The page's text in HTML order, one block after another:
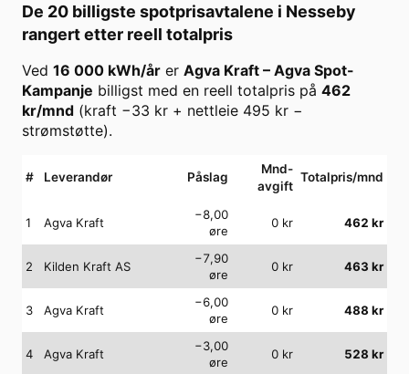
De 20 billigste spotprisavtalene i Nesseby
rangert etter reell totalpris
Ved 16 000 kWh/år er Agva Kraft – Agva Spot-
Kampanje billigst med en reell totalpris på 462
kr/mnd (kraft −33 kr + nettleie 495 kr −
strømstøtte).
# Leverandør Påslag
Mnd-
avgift
Totalpris/mnd
1 Agva Kraft
−8,00
øre
0 kr 462 kr
2 Kilden Kraft AS
−7,90
øre
0 kr 463 kr
3 Agva Kraft
−6,00
øre
0 kr 488 kr
4 Agva Kraft
−3,00
øre
0 kr 528 kr